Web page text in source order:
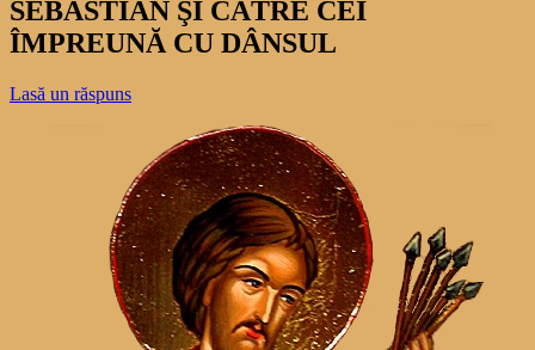
SEBASTIAN ŞI CĂTRE CEI
ÎMPREUNĂ CU DÂNSUL
Lasă un răspuns